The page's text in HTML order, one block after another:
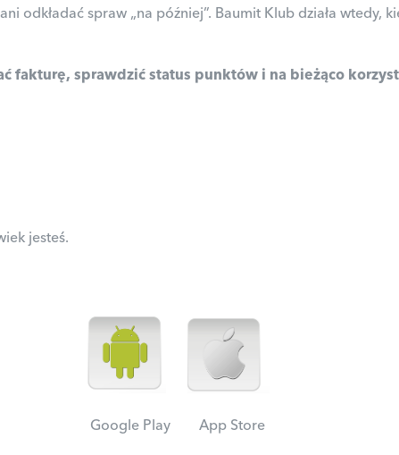
odkładać spraw „na później”. Baumit Klub działa wtedy,
fakturę, sprawdzić status punktów i na bieżąco
jesteś.
Google Play App Store